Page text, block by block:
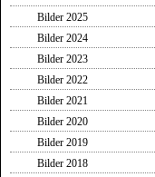
Bilder 2025
Bilder 2024
Bilder 2023
Bilder 2022
Bilder 2021
Bilder 2020
Bilder 2019
Bilder 2018